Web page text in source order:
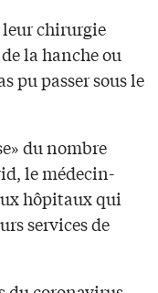
chirurgie
la hanche ou
pu passer sous le
du nombre
le médecin-
hôpitaux qui
services de